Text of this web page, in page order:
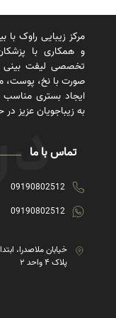
و همکاری با
تخصصی لیفت بینی
صورت با نخ، پوست،
ایجاد بستری
به زیباجویان عزیز
تماس با ما
09190802512
09190802512
خیابان ملاصدرا،
پلاک ۴ واحد ۲